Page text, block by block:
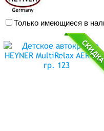
Только имеющиеся в